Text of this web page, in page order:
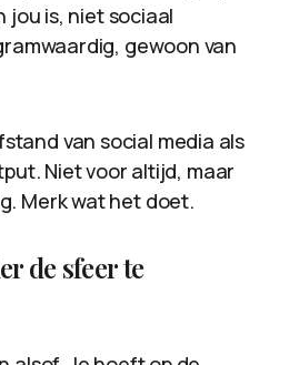
jou is, niet sociaal
gewoon van
van social media als
Niet voor altijd, maar
Merk wat het doet.
de sfeer te